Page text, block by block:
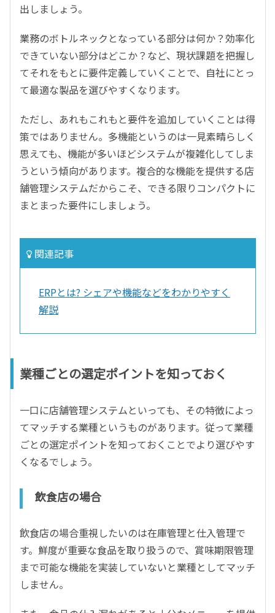
出しましょう。
業務のボトルネックとなっている部分は何か？効率化
できていない部分はどこか？など、現状課題を把握し
てそれをもとに要件定義していくことで、自社にとっ
て最適な製品を選びやすくなります。
ただし、あれもこれもと要件を追加していくことは得
策ではありません。多機能というのは一見素晴らしく
思えても、機能が多いほどシステムが複雑化してしま
うという傾向があります。複合的な機能を提供する店
舗管理システムだからこそ、できる限りコンパクトに
まとまった要件にしましょう。
関連記事
ERPとは? シェアや機能などをわかりやすく
解説
業種ごとの選定ポイントを知っておく
一口に店舗管理システムといっても、その特徴によっ
てマッチする業種というものがあります。従って業種
ごとの選定ポイントを知っておくことでより選びやす
くなるでしょう。
飲食店の場合
飲食店の場合重視したいのは在庫管理と仕入管理で
す。鮮度が重要な食品を取り扱うので、賞味期限管理
まで可能な機能を実装していないと業種としてマッチ
しません。